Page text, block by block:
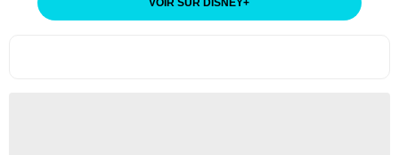
VOIR SUR DISNEY+